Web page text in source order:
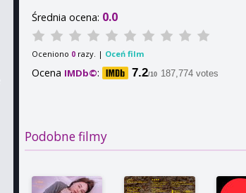
Średnia ocena: 0.0
Oceniono 0 razy. | Oceń film
Ocena IMDb©: 7.2/10 187,774 votes
Podobne filmy